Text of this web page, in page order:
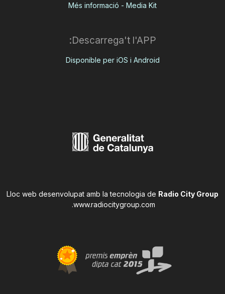
Més informació - Media Kit
Descarrega't l'APP:
Disponible per iOS i Android
Lloc web desenvolupat amb la tecnologia de Radio City Group
www.radiocitygroup.com
.